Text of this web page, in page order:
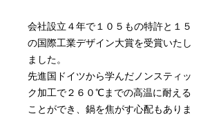
会社設立４年で１０５もの特許と１５
の国際工業デザイン大賞を受賞いたし
ました。
先進国ドイツから学んだノンスティッ
ク加工で２６０℃までの高温に耐える
ことができ、鍋を焦がす心配もありま